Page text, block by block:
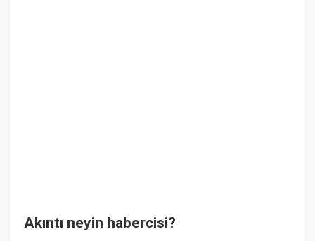
Akıntı neyin habercisi?